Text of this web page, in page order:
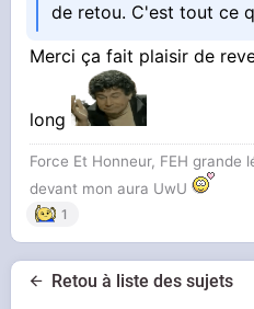
de retou. C'est tout ce
Merci ça fait plaisir de
long
Force Et Honneur, FEH grande
devant mon aura UwU
1
Retou à liste des sujets